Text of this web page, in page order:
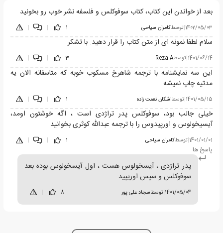
بعد از خواندن این کتاب، کتاب سوفوکلس و فلسفه نشر خوب رو بخونید
1402/05/03
|توسطکامران سیاحی 1
|
|
سلام لطفا نمونه ای از متن کتاب را قرار دهید. با تشکر
1401/06/14
|توسطReza A
3
|
|
این سه نمایشنامه با ترجمه شاهرخ مسکوب خوبه که متاسفانه الان یه
مدتیه چاپ نمیشه
1401/05/15
|توسطاشکان نعمت زاده 1
|
|
خیلی جالب بود، سوفوکلس پدر تراژدی است ، اگه خوشتون اومد،
آیسیخولوس و اورپیدوس را با ترجمه عبدالله کوثری بخوانید
1401/01/01
|توسطکامران سیاحی 1
|
|
پاسخ ها
پدر تراژدی ، آیسخولوس هست ، اول آیسخولوس بوده بعد
سوفوکلس و سپس اوریپید
1401/05/04
|توسطسجاد علی پور 8